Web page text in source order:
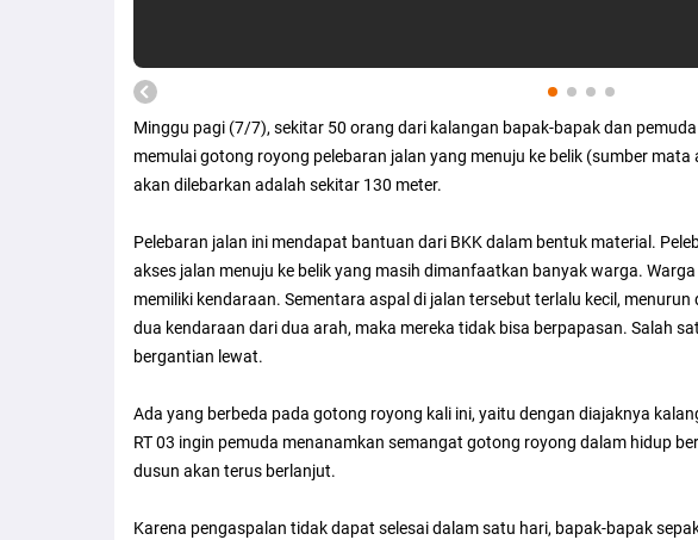
Minggu pagi (7/7), sekitar 50 orang dari kalangan bapak-bapak dan
memulai gotong royong pelebaran jalan yang menuju ke belik (sumber
akan dilebarkan adalah sekitar 130 meter.
Pelebaran jalan ini mendapat bantuan dari BKK dalam bentuk material.
akses jalan menuju ke belik yang masih dimanfaatkan banyak warga.
memiliki kendaraan. Sementara aspal di jalan tersebut terlalu kecil,
dua kendaraan dari dua arah, maka mereka tidak bisa berpapasan. Salah
bergantian lewat.
Ada yang berbeda pada gotong royong kali ini, yaitu dengan diajaknya
RT 03 ingin pemuda menanamkan semangat gotong royong dalam hidup
dusun akan terus berlanjut.
Karena pengaspalan tidak dapat selesai dalam satu hari, bapak-bapak